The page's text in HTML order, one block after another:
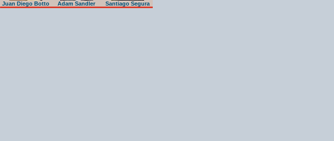
Juan Diego Botto Adam Sandler Santiago Segura